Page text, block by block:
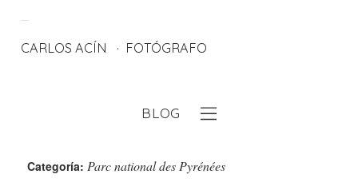
CARLOS ACÍN FOTÓGRAFO
BLOG
Categoría: Parc national des Pyrénées